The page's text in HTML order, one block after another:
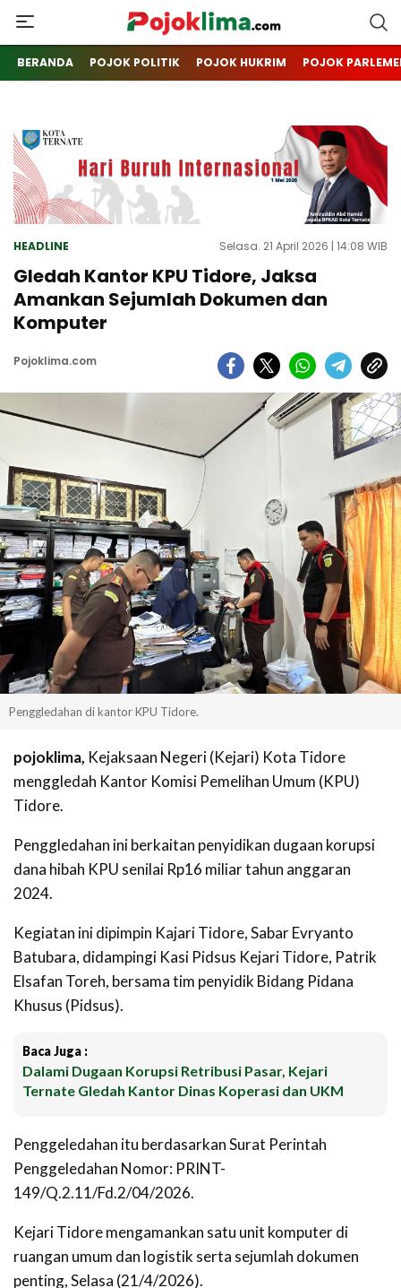
pojoklima.com
Mojokin
BERANDA POJOK POLITIK POJOK HUKRIM POJOK
HEADLINE Selasa. 21 April 2026 | 14:08 WIB
Gledah Kantor KPU Tidore, Jaksa
Amankan Sejumlah Dokumen dan
Komputer
Pojoklima.com
Penggledahan di kantor KPU Tidore.
pojoklima, Kejaksaan Negeri (Kejari) Kota Tidore
menggledah Kantor Komisi Pemelihan Umum (KPU)
Tidore.
Penggledahan ini berkaitan penyidikan dugaan korupsi
dana hibah KPU senilai Rp16 miliar tahun anggaran
2024.
Kegiatan ini dipimpin Kajari Tidore, Sabar Evryanto
Batubara, didampingi Kasi Pidsus Kejari Tidore, Patrik
Elsafan Toreh, bersama tim penyidik Bidang Pidana
Khusus (Pidsus).
Baca Juga :
Dalami Dugaan Korupsi Retribusi Pasar, Kejari
Ternate Gledah Kantor Dinas Koperasi dan UKM
Penggeledahan itu berdasarkan Surat Perintah
Penggeledahan Nomor: PRINT-
149/Q.2.11/Fd.2/04/2026.
Kejari Tidore mengamankan satu unit komputer di
ruangan umum dan logistik serta sejumlah dokumen
penting, Selasa (21/4/2026).